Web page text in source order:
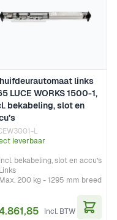
links
LUCE WORKS 1500-1,
bekabeling, slot en
L
leverbaar
Incl. bekabeling, slot en accu’s
Links
Max. 200 kg - 1295 mm breed